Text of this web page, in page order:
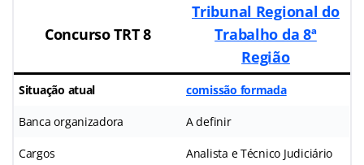
Concurso TRT 8
Tribunal Regional do
Trabalho da 8ª
Região
Situação atual comissão formada
Banca organizadora A definir
Cargos Analista e Técnico Judiciário